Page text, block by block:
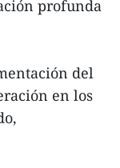
profunda
del
en los